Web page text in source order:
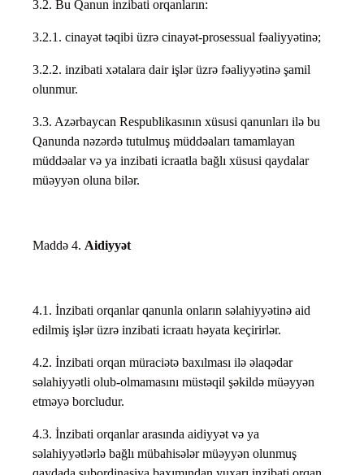
3.2. Bu Qanun inzibati orqanların:
3.2.1. cinayət təqibi üzrə cinayət-prosessual fəaliyyətinə;
3.2.2. inzibati xətalara dair işlər üzrə fəaliyyətinə şamil
olunmur.
3.3. Azərbaycan Respublikasının xüsusi qanunları ilə bu
Qanunda nəzərdə tutulmuş müddəaları tamamlayan
müddəalar və ya inzibati icraatla bağlı xüsusi qaydalar
müəyyən oluna bilər.
Maddə 4. Aidiyyət
4.1. İnzibati orqanlar qanunla onların səlahiyyətinə aid
edilmiş işlər üzrə inzibati icraatı həyata keçirirlər.
4.2. İnzibati orqan müraciətə baxılması ilə əlaqədar
səlahiyyətli olub-olmamasını müstəqil şəkildə müəyyən
etməyə borcludur.
4.3. İnzibati orqanlar arasında aidiyyət və ya
səlahiyyətlərlə bağlı mübahisələr müəyyən olunmuş